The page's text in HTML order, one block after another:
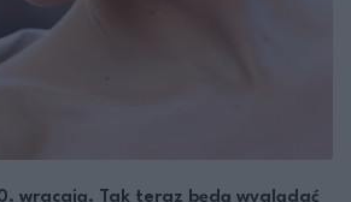
wracają. Tak teraz będą wyglądać